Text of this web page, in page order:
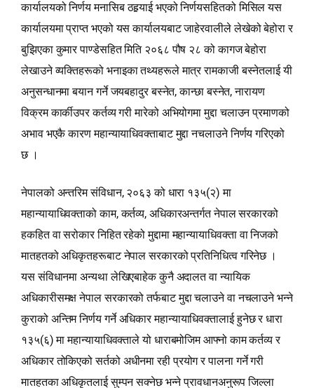
कार्यालयको निर्णय मनासिब ठहर्‍याई भएको निर्णयसहितको मिसिल यस
कार्यालयमा प्राप्‍त भएको यस कार्यालयबाट जाहेरवालीले लेखेको बेहोरा र
बुझिएका कुमार पाण्डेसहित मिति २०६८ पौष २८ को कागज बेहोरा
लेखाउने व्यक्तिहरूको भनाइका तथ्यहरूले मात्र रामकाजी बस्नेतलाई यी
अनुसन्धानमा बयान गर्ने जयबहादुर बस्नेत, कान्छा बस्नेत, नारायण
विक्रम कार्कीउपर कर्तव्य गरी मारेको अभियोगमा मुद्दा चलाउन प्रमाणको
अभाव भएकै कारण महान्यायाधिवक्ताबाट मुद्दा नचलाउने निर्णय गरिएको
छ ।
नेपालको अन्तरिम संविधान, २०६३ को धारा १३५(२) मा
महान्यायाधिवक्ताको काम, कर्तव्य, अधिकारअन्तर्गत नेपाल सरकारको
हकहित वा सरोकार निहित रहेको मुद्दामा महान्यायाधिवक्ता वा निजको
मातहतको अधिकृतहरूबाट नेपाल सरकारको प्रतिनिधित्व गरिनेछ ।
यस संविधानमा अन्यथा लेखिएबाहेक कुनै अदालत वा न्यायिक
अधिकारीसमक्ष नेपाल सरकारको तर्फबाट मुद्दा चलाउने वा नचलाउने भन्‍ने
कुराको अन्तिम निर्णय गर्ने अधिकार महान्यायाधिवक्तालाई हुनेछ र धारा
१३५(६) मा महान्यायाधिवक्ताले यो धाराबमोजिम आफ्नो काम कर्तव्य र
अधिकार तोकिएको सर्तको अधीनमा रही प्रयोग र पालना गर्ने गरी
मातहतका अधिकृतलाई सुम्पन सक्नेछ भन्‍ने प्रावधानअनुरूप जिल्ला